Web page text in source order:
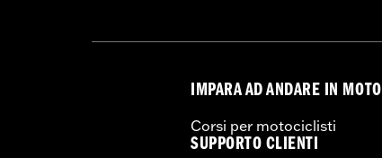
IMPARA AD ANDARE IN MOTO
Corsi per motociclisti
SUPPORTO CLIENTI